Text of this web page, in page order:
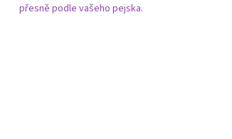
přesně podle vašeho pejska.